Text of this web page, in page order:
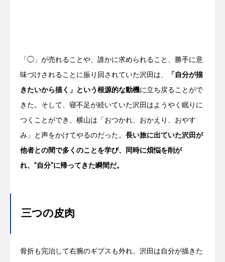
「◯」が売れることや、誰かに求められること、勝手に意
味づけされることに振り回されていた沢田は、 「自分が描
きたいから描く」という根源的な動機に立ち戻ることがで
きた。そして、寝不足が続いていた沢田はようやく眠りに
つくことができ、横山は「おつかれ、おかえり、おやす
み」と声をかけてやるのだった。 長い旅に出ていた沢田が
他者との間で多くのことを学び、同時に煩悩を削が
れ、“自分”に帰ってきた瞬間だ。
三つの皮肉
骨折も完治して右腕のギプスも外れ、沢田は自分が描きた